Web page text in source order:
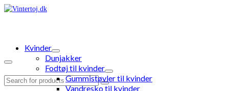
Search
Kvinder
Dunjakker
Fodtøj til kvinder
Gummistøvler til kvinder
Vandresko til kvinder